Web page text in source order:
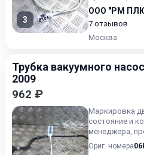
3
ООО "РМ
7 отзывов
Москва
Трубка вакуумного
2009
962 ₽
Маркировка
состояние и
менеджера,
дней.
Ориг. номера